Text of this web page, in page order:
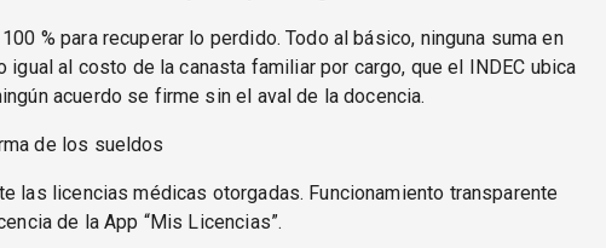
% para recuperar lo perdido. Todo al básico, ninguna suma en
igual al costo de la canasta familiar por cargo, que el INDEC ubica
acuerdo se firme sin el aval de la docencia.
de los sueldos
las licencias médicas otorgadas. Funcionamiento transparente
de la App “Mis Licencias”.